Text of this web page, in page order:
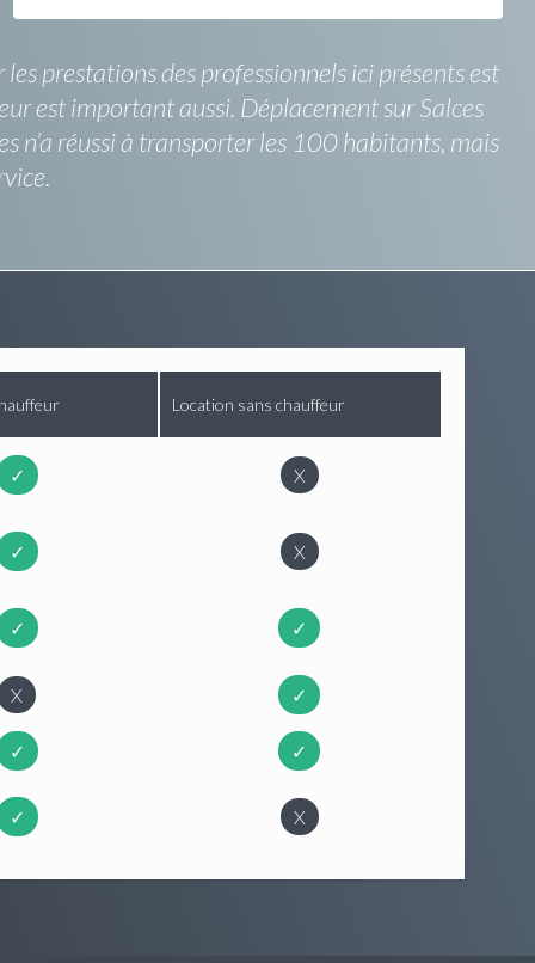
prestations des professionnels ici présents est
est important aussi. Déplacement sur Salces
n’a réussi à transporter les 100 habitants, mais
Location sans chauffeur
✓ X
✓ X
✓ ✓
X ✓
✓ ✓
✓ X